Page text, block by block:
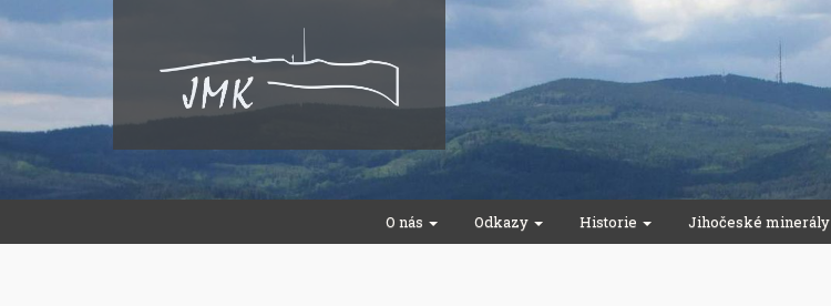
O nás Odkazy Historie Jihočeské minerály